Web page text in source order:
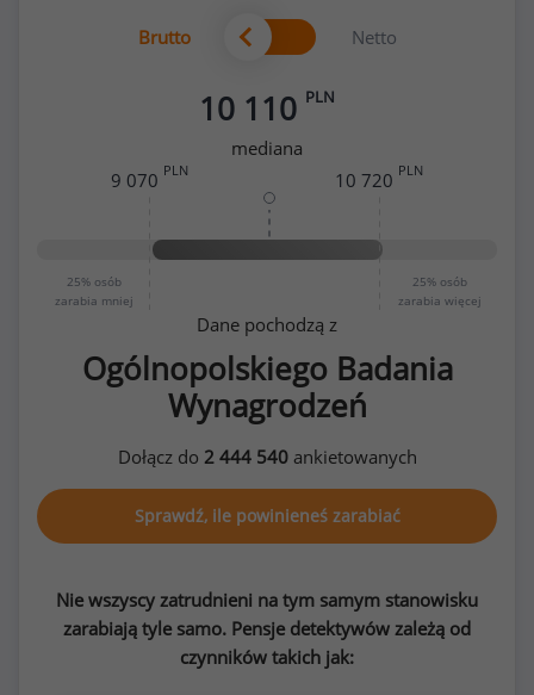
Brutto Netto
10 110 PLN
mediana
25% osób
zarabia mniej
25% osób
zarabia więcej
9 070 PLN 10 720 PLN
Dane pochodzą z
Ogólnopolskiego Badania
Wynagrodzeń
Dołącz do 2 444 540ankietowanych
Sprawdź, ile powinieneś zarabiać
Nie wszyscy zatrudnieni na tym samym stanowisku
zarabiają tyle samo. Pensje detektywów zależą od
czynników takich jak: